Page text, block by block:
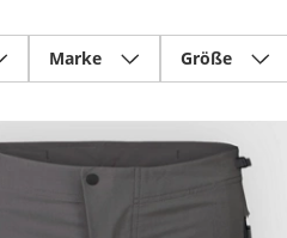
Marke Größe